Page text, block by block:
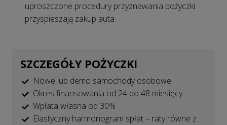
uproszczone procedury przyznawania pożyczki
przyspieszają zakup auta.
SZCZEGÓŁY POŻYCZKI
Nowe lub demo samochody osobowe
Okres finansowania od 24 do 48 miesięcy
Wpłata własna od 30%
Elastyczny harmonogram spłat – raty równe z